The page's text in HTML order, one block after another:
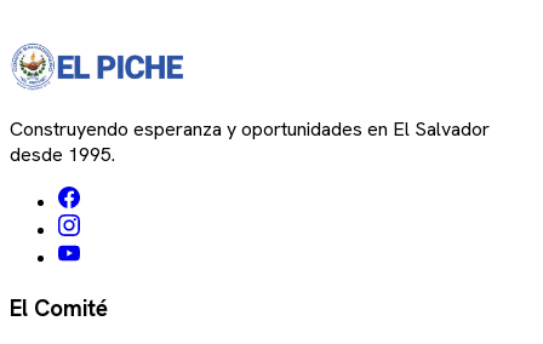
Construyendo esperanza y oportunidades en El Salvador
desde 1995.
El Comité